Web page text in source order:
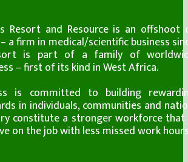
Resort and Resource is an offshoot
a firm in medical/scientific business
is part of a family of
– first of its kind in West Africa.
is committed to building
in individuals, communities and
constitute a stronger workforce that
on the job with less missed work